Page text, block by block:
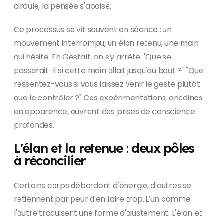
circule, la pensée s'apaise.
Ce processus se vit souvent en séance : un
mouvement interrompu, un élan retenu, une main
qui hésite. En Gestalt, on s'y arrête. "Que se
passerait-il si cette main allait jusqu'au bout ?" "Que
ressentez-vous si vous laissez venir le geste plutôt
que le contrôler ?" Ces expérimentations, anodines
en apparence, ouvrent des prises de conscience
profondes.
L'élan et la retenue : deux pôles
à réconcilier
Certains corps débordent d'énergie, d'autres se
retiennent par peur d'en faire trop. L'un comme
l'autre traduisent une forme d'ajustement. L'élan et